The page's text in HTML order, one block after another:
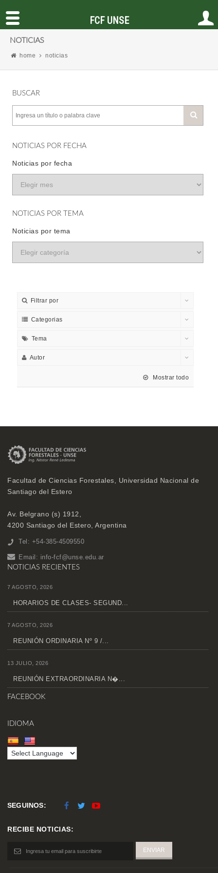
NOTICIAS
home noticias
BUSCAR
NOTICIAS POR FECHA
Noticias por fecha
NOTICIAS POR TEMA
Noticias por tema
Filtrar por
Categorias
Tema
Autor
Mostrar todo
Facultad de Ciencias Forestales, Universidad Nacional de
Santiago del Estero
Av. Belgrano (s) 1912,
4200 Santiago del Estero, Argentina
Tel: +54-385-4509550
Email: info-fcf@unse.edu.ar
NOTICIAS RECIENTES
7 AGOSTO, 2026
HORARIOS DE CLASES- SEGUND...
7 AGOSTO, 2026
REUNIÓN ORDINARIA Nº 9 /...
13 JULIO, 2026
REUNIÓN EXTRAORDINARIA N�...
FACEBOOK
IDIOMA
SEGUINOS:
RECIBE NOTICIAS:
FCF UNSE